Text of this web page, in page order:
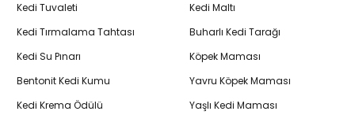
Kedi Tuvaleti
Kedi Tırmalama Tahtası
Kedi Su Pınarı
Bentonit Kedi Kumu
Kedi Krema Ödülü
Kedi Maltı
Buharlı Kedi Tarağı
Köpek Maması
Yavru Köpek Maması
Yaşlı Kedi Maması